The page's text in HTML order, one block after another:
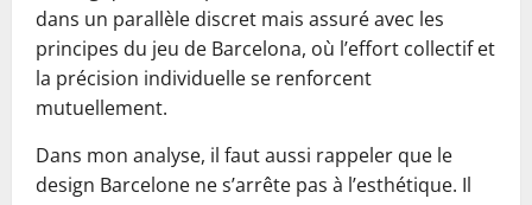
dans un parallèle discret mais assuré avec les
principes du jeu de Barcelona, où l’effort collectif et
la précision individuelle se renforcent
mutuellement.
Dans mon analyse, il faut aussi rappeler que le
design Barcelone ne s’arrête pas à l’esthétique. Il